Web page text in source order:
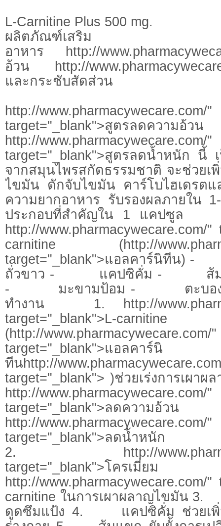
L-Carnitine Plus 500 mg.
ผลิตภัณฑ์เสริม
อาหาร http://
อ้วน http://
และกระชับสัดส่วน
http://www.pharmacywecare.com/"
target="_blank">สูตรลด
http://www.pharmacywecare.com/"
target="_blank">สูตรลดน้ำหนัก นี้
จากสมุนไพรสกัดธรรมชาติ จะช่วยเ
ไขมัน ดักจับไขมัน คาร์โบไฮเดรต
ความยากอาหาร รับรองผลภาย
ประกอบที่สำคัญใน
http://www.pharmacywecare.com/"
carnitine (http://
target="_blank">แอลคาร์นิ
ถั่วขาว - แคปซิคั่ม - ส้
- มะขามป้อม - ตะบองเ
ทำงาน 1. http://
target="_blank">L-carnitine
(http://www.pharmacywecare.com/"
target="_blank">แอลคาร์นิ
ทีนhttp://
target="_blank"> )ช่วยเร่งการเผาผ
http://www.pharmacywecare.com/"
target="_blank">ลดค
http://www.pharmacywecare.com/"
target="_blank">ลดน้ำหนัก
2. http://
target="_blank">โครเมี่ยม ช่
http://www.pharmacywecare.com/"
carnitine ในการเผาผลาญไขมัน 3.
ดูดซึมแป้ง 4. แคปซิคั่ม ช่วยเพิ่ม